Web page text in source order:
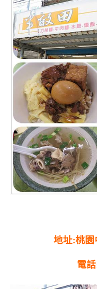
地址:桃園
電